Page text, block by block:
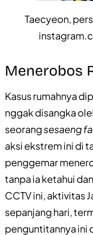
Taecyeon,
Menerobos
Kasus rumahnya
nggak disangka
seorangsesaeng
aksi ekstrem ini di
penggemar
tanpa ia ketahui
CCTV ini, aktivitas
sepanjang hari,
penguntitannya ini